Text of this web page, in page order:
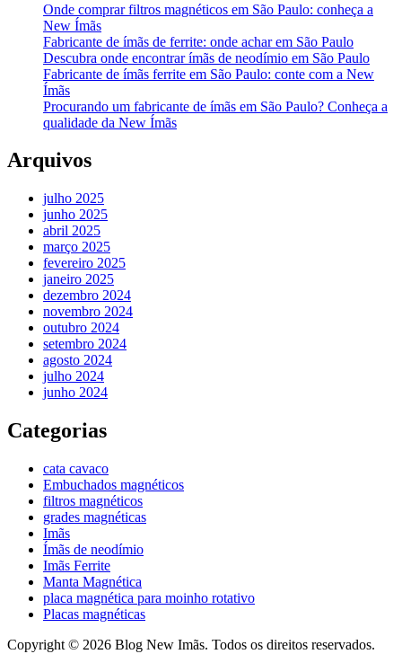
Onde comprar filtros magnéticos em São Paulo: conheça a
New Ímãs
Fabricante de ímãs de ferrite: onde achar em São Paulo
Descubra onde encontrar ímãs de neodímio em São Paulo
Fabricante de ímãs ferrite em São Paulo: conte com a New
Ímãs
Procurando um fabricante de ímãs em São Paulo? Conheça a
qualidade da New Ímãs
Arquivos
julho 2025
junho 2025
abril 2025
março 2025
fevereiro 2025
janeiro 2025
dezembro 2024
novembro 2024
outubro 2024
setembro 2024
agosto 2024
julho 2024
junho 2024
Categorias
cata cavaco
Embuchados magnéticos
filtros magnéticos
grades magnéticas
Imãs
Ímãs de neodímio
Imãs Ferrite
Manta Magnética
placa magnética para moinho rotativo
Placas magnéticas
Copyright © 2026 Blog New Imãs. Todos os direitos reservados.